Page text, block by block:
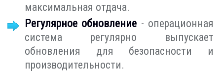
максимальная отдача.
Регулярное обновление - операционная
система регулярно выпускает
обновления для безопасности и
производительности.